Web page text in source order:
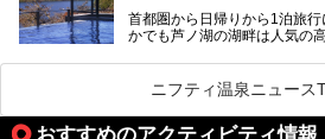
業」「駅近」など、目的別に
今の気分にぴったりの施設を
昭和の日本を代表する建築家
に建てた桃源郷のようなホテ
提供元：株式会社西武・プリ
首都圏から日帰りから1泊旅
かでも芦ノ湖の湖畔は人気の
が楽しめるまさに眺望自慢の
そしてここは全24室の「箱根
して宿泊もできます。宿泊者
加えて、朝6時からの宿泊者専
ニフティ温泉ニュース
おすすめのアクティビティ情報